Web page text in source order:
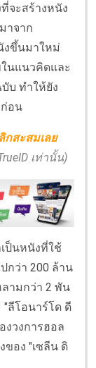
จะสร้างหนัง
าจาก
งขึ้นมาใหม่
นแนวคิดและ
บ ทำให้ยัง
ก่อน
กสะสมเลย
เท่านั้น)
ป็นหนังที่ใช้
กว่า 200 ล้าน
ามกว่า 2 พัน
"ลีโอนาร์โด ดี
งวงการฮอล
อง "เซลีน ดิ